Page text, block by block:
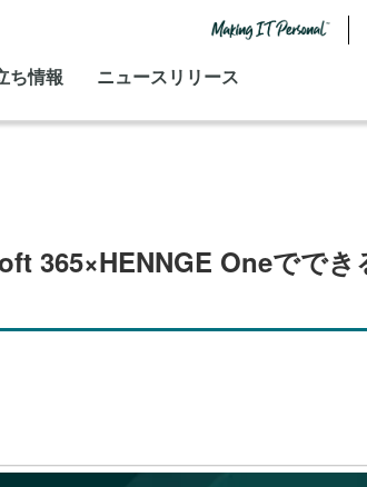
ち情報 ニュースリリース
365×HENNGE Oneででき